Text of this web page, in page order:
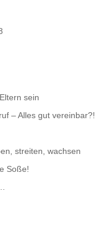
sein
– Alles gut vereinbar?!
streiten, wachsen
Soße!